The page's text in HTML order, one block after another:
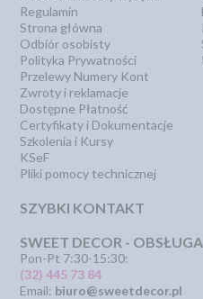
Regulamin
Strona główna
Odbiór osobisty
Polityka Prywatności
Przelewy Numery Kont
Zwroty i reklamacje
Dostępne Płatność
Certyfikaty i Dokumentacje
Szkolenia i Kursy
KSeF
Pliki pomocy technicznej
SZYBKI KONTAKT
SWEET DECOR -
Pon-Pt 7:30-15:30:
(32) 445 73 84
Email: biuro@sweetdecor.pl